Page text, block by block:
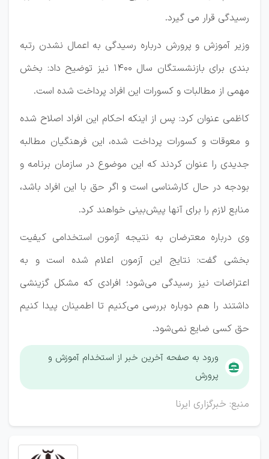
رسیدگی قرار می گیرد.
وزیر آموزش و پرورش درباره رسیدگی به اعمال نشدن رتبه
بندی برای بازنشستگان سال ۱۴۰۰ نیز توضیح داد: بخش
مهمی از مطالبات و کسورات این افراد پرداخت شده است.
کاظمی عنوان کرد: پس از اینکه احکام این افراد اصلاح شده
و معوقات و کسورات پرداخت شده، این فرهنگیان مطالبه
جدیدی را عنوان کردند که این موضوع در سازمان برنامه و
بودجه در حال کارشناسی است و اگر حق با این افراد باشد،
منابع لازم را برای آنها پیش‌بینی خواهند کرد.
وی درباره معترضان به نتیجه آزمون استخدامی کیفیت
بخشی گفت: نتایج این آزمون اعلام شده است و به
اعتراضات نیز رسیدگی می‌شود؛ افرادی که مشکل گزینشی
داشتند را هم دوباره بررسی می‌کنیم تا اطمینان پیدا کنیم
حق کسی ضایع نمی‌شود.
ورود به صفحه آخرین خبر از استخدام آموزش و
پرورش
منبع: خبرگزاری ایرنا